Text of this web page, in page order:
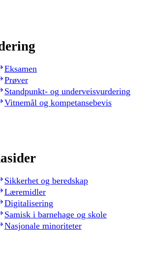
Eksamen
Prøver
Standpunkt- og underveisvurdering
Vitnemål og kompetansebevis
Sikkerhet og beredskap
Læremidler
Digitalisering
Samisk i barnehage og skole
Nasjonale minoriteter